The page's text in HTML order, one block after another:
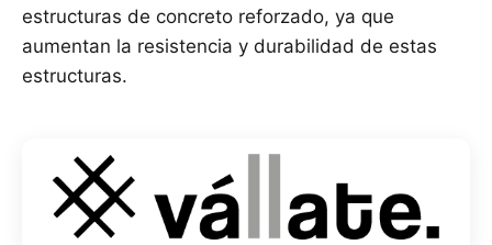
estructuras de concreto reforzado, ya que
aumentan la resistencia y durabilidad de estas
estructuras.